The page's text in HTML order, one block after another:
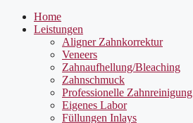
Home
Leistungen
Aligner Zahnkorrektur
Veneers
Zahnaufhellung/Bleaching
Zahnschmuck
Professionelle Zahnreinigung
Eigenes Labor
Füllungen Inlays